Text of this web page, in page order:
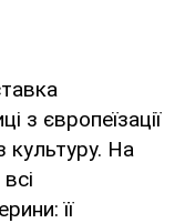
з європеїзації
культуру. На
її